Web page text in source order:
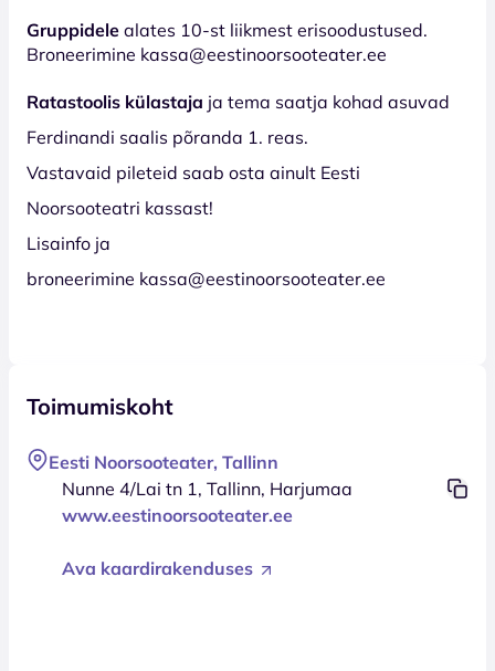
Gruppidele alates 10-st liikmest erisoodustused.
Broneerimine kassa@eestinoorsooteater.ee
Ratastoolis külastaja ja tema saatja kohad asuvad
Ferdinandi saalis põranda 1. reas.
Vastavaid pileteid saab osta ainult Eesti
Noorsooteatri kassast!
Lisainfo ja
broneerimine kassa@eestinoorsooteater.ee
Toimumiskoht
Eesti Noorsooteater, Tallinn
Nunne 4/Lai tn 1, Tallinn, Harjumaa
www.eestinoorsooteater.ee
Ava kaardirakenduses